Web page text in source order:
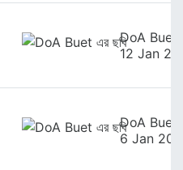
DoA Buet
12 Jan
DoA Buet
6 Jan